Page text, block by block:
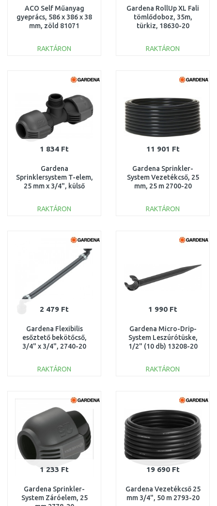
ACO Self Műanyag
gyeprács, 586 x 386 x 38
mm, zöld 81071
RAKTÁRON
Összehasonlítás
Gardena RollUp XL Fali
tömlődoboz, 35m,
türkiz, 18630-20
RAKTÁRON
Összehasonlítás
1 834 Ft
Gardena
Sprinklersystem T-elem,
25 mm x 3/4", külső
RAKTÁRON
Összehasonlítás
11 901 Ft
Gardena Sprinkler-
System Vezetékcső, 25
mm, 25 m 2700-20
RAKTÁRON
Összehasonlítás
2 479 Ft
Gardena Flexibilis
esőztető bekötőcső,
3/4" x 3/4", 2740-20
RAKTÁRON
Összehasonlítás
1 990 Ft
Gardena Micro-Drip-
System Leszúrótüske,
1/2" (10 db) 13208-20
RAKTÁRON
Összehasonlítás
1 233 Ft
Gardena Sprinkler-
System Záróelem, 25
19 690 Ft
Gardena Vezetékcső 25
mm 3/4", 50 m 2793-20